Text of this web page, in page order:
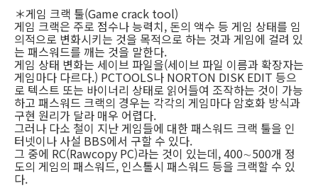
＊게임 크랙 툴(Game crack tool)
게임 크랙은 주로 점수나 능력치, 돈의 액수 등 게임 상태를 임
의적으로 변화시키는 것을 목적으로 하는 것과 게임에 걸려 있
는 패스워드를 깨는 것을 말한다.
게임 상태 변화는 세이브 파일을(세이브 파일 이름과 확장자는
게임마다 다르다.) PCTOOLS나 NORTON DISK EDIT 등으
로 텍스트 또는 바이너리 상태로 읽어들여 조작하는 것이 가능
하고 패스워드 크랙의 경우는 각각의 게임마다 암호화 방식과
구현 원리가 달라 매우 어렵다.
그러나 다소 철이 지난 게임들에 대한 패스워드 크랙 툴을 인
터넷이나 사설 BBS에서 구할 수 있다.
그 중에 RC(Rawcopy PC)라는 것이 있는데, 400∼500개 정
도의 게임의 패스워드, 인스톨시 패스워드 등을 크랙할 수 있
다.